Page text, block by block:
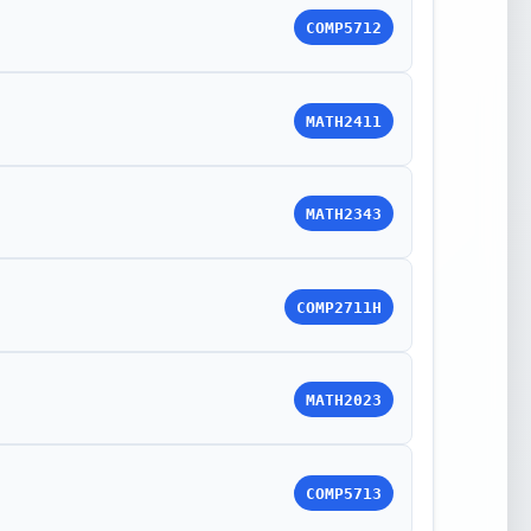
COMP5712
MATH2411
MATH2343
COMP2711H
MATH2023
COMP5713